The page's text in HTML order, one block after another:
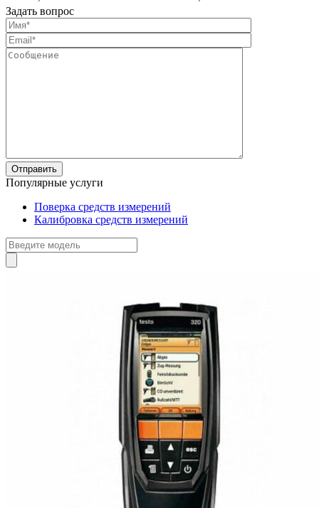
Задать вопрос
Популярные услуги
Поверка средств измерений
Калибровка средств измерений